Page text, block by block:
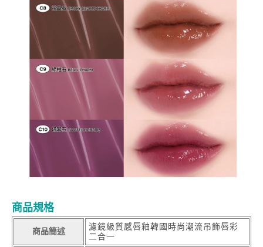
商品規格
商品簡述
濾鏡級質感唇釉韓國時尚潮流吊飾唇彩
二合一